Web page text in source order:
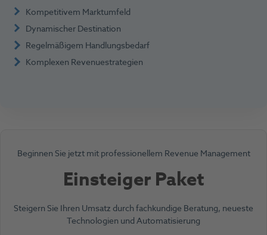
Kompetitivem Marktumfeld
Dynamischer Destination
Regelmäßigem Handlungsbedarf
Komplexen Revenuestrategien
Beginnen Sie jetzt mit professionellem Revenue Management
Einsteiger Paket
Steigern Sie Ihren Umsatz durch fachkundige Beratung, neueste
Technologien und Automatisierung